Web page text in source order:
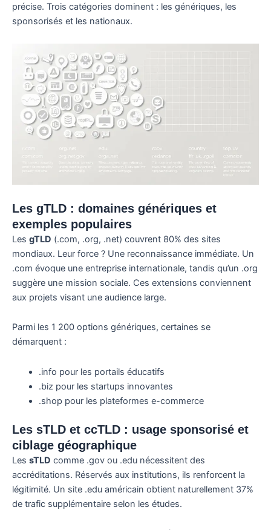
précise. Trois catégories dominent : les génériques, les
sponsorisés et les nationaux.
Les gTLD : domaines génériques et
exemples populaires
Les gTLD (.com, .org, .net) couvrent 80% des sites
mondiaux. Leur force ? Une reconnaissance immédiate. Un
.com évoque une entreprise internationale, tandis qu’un .org
suggère une mission sociale. Ces extensions conviennent
aux projets visant une audience large.
Parmi les 1 200 options génériques, certaines se
démarquent :
.info pour les portails éducatifs
.biz pour les startups innovantes
.shop pour les plateformes e-commerce
Les sTLD et ccTLD : usage sponsorisé et
ciblage géographique
Les sTLD comme .gov ou .edu nécessitent des
accréditations. Réservés aux institutions, ils renforcent la
légitimité. Un site .edu américain obtient naturellement 37%
de trafic supplémentaire selon les études.